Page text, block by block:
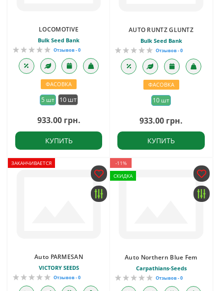
LOCOMOTIVE
Bulk Seed Bank
Отзывов - 0
ФАСОВКА
5 шт 10 шт
933.00 грн.
КУПИТЬ
AUTO RUNTZ GLUNTZ
Bulk Seed Bank
Отзывов - 0
ФАСОВКА
10 шт
933.00 грн.
КУПИТЬ
ЗАКАНЧИВАЕТСЯ
Auto PARMESAN
VICTORY SEEDS
Отзывов - 0
-11%
СКИДКА
Auto Northern Blue Fem
Carpathians-Seeds
Отзывов - 0